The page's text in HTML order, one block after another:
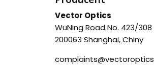
Vector Optics
WuNing Road No. 423/308
200063 Shanghai, Chiny